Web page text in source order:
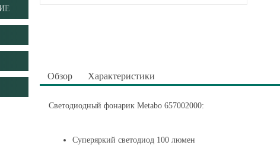
Обзор Характеристики
Светодиодный фонарик Metabo 657002000:
Суперяркий светодиод 100 люмен